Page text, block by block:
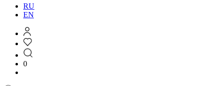
RU
EN
0